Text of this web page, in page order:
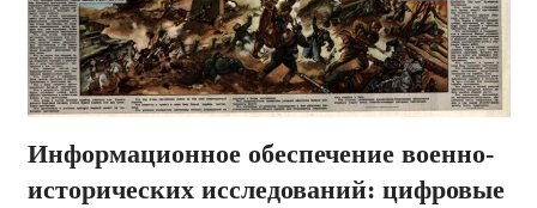
Информационное обеспечение военно-
исторических исследований: цифровые